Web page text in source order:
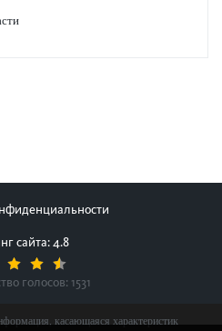
сайта: 4.8
голосов: 1531
касающаяся характеристик